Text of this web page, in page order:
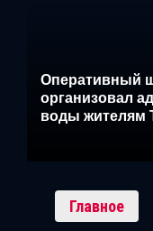
Оперативный
организовал
воды жителям
Главное